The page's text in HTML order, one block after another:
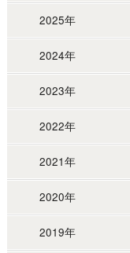
2025年
2024年
2023年
2022年
2021年
2020年
2019年